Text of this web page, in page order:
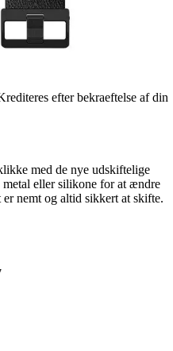
efter bekraeftelse af din
med de nye udskiftelige
eller silikone for at ændre
nemt og altid sikkert at skifte.